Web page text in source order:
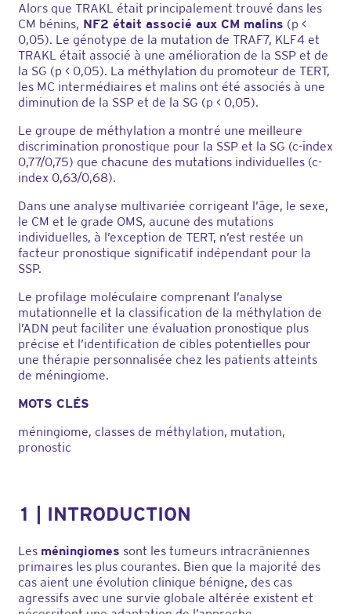
Alors que TRAKL était principalement trouvé dans les
CM bénins, NF2 était associé aux CM malins (p <
0,05). Le génotype de la mutation de TRAF7, KLF4 et
TRAKL était associé à une amélioration de la SSP et de
la SG (p < 0,05). La méthylation du promoteur de TERT,
les MC intermédiaires et malins ont été associés à une
diminution de la SSP et de la SG (p < 0,05).
Le groupe de méthylation a montré une meilleure
discrimination pronostique pour la SSP et la SG (c-index
0,77/0,75) que chacune des mutations individuelles (c-
index 0,63/0,68).
Dans une analyse multivariée corrigeant l’âge, le sexe,
le CM et le grade OMS, aucune des mutations
individuelles, à l’exception de TERT, n’est restée un
facteur pronostique significatif indépendant pour la
SSP.
Le profilage moléculaire comprenant l’analyse
mutationnelle et la classification de la méthylation de
l’ADN peut faciliter une évaluation pronostique plus
précise et l’identification de cibles potentielles pour
une thérapie personnalisée chez les patients atteints
de méningiome.
MOTS CLÉS
méningiome, classes de méthylation, mutation,
pronostic
1 | INTRODUCTION
Les méningiomes sont les tumeurs intracrâniennes
primaires les plus courantes. Bien que la majorité des
cas aient une évolution clinique bénigne, des cas
agressifs avec une survie globale altérée existent et